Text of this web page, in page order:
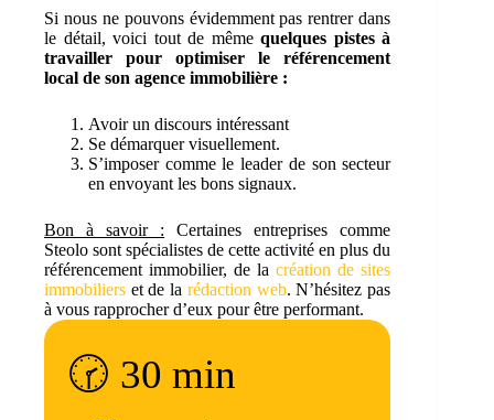
Si nous ne pouvons évidemment pas rentrer dans
le détail, voici tout de mêmequelques pistes à
travailler pour optimiser le référencement
local de son agence immobilière :
Avoir un discours intéressant
Se démarquer visuellement.
S’imposer comme le leader de son secteur
en envoyant les bons signaux.
Bon à savoir : Certaines entreprises comme
Steolo sont spécialistes de cette activité en plus du
référencement immobilier, de lacréation de sites
immobiliers et de la rédaction web. N’hésitez pas
à vous rapprocher d’eux pour être performant.
🕝 30 min